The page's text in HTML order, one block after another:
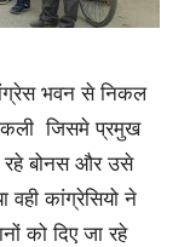
भवन से निकल
जिसमे प्रमुख
रहे बोनस और उसे
वही कांग्रेसियो ने
को दिए जा रहे